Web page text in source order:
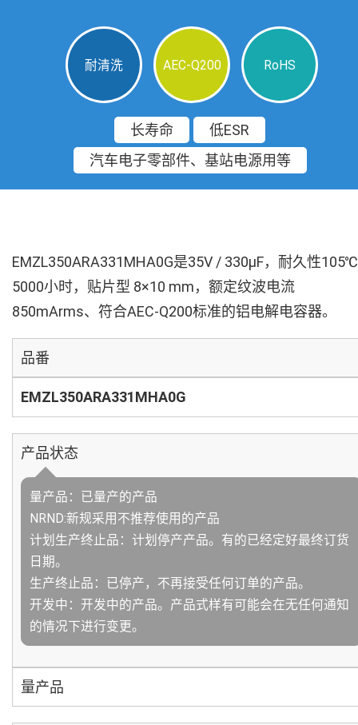
耐清洗 AEC-Q200 RoHS
长寿命
低ESR
汽车电子零部件、基站电源用等
EMZL350ARA331MHA0G是35V / 330µF，耐久性105℃
5000小时，贴片型 8×10 mm，额定纹波电流
850mArms、符合AEC-Q200标准的铝电解电容器。
品番
EMZL350ARA331MHA0G
产品状态
量产品：已量产的产品
NRND:新规采用不推荐使用的产品
计划生产终止品：计划停产产品。有的已经定好最终订货
日期。
生产终止品：已停产，不再接受任何订单的产品。
开发中：开发中的产品。产品式样有可能会在无任何通知
的情况下进行变更。
量产品